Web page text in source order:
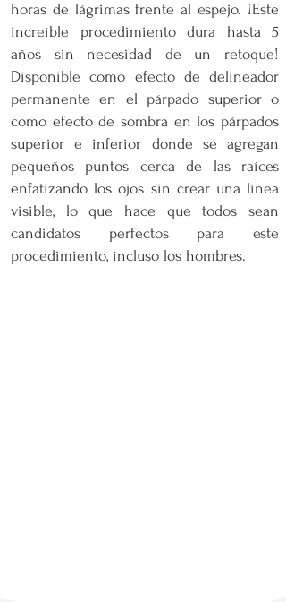
horas de lágrimas frente al espejo. ¡Este
increíble procedimiento dura hasta 5
años sin necesidad de un retoque!
Disponible como efecto de delineador
permanente en el párpado superior o
como efecto de sombra en los párpados
superior e inferior donde se agregan
pequeños puntos cerca de las raíces
enfatizando los ojos sin crear una línea
visible, lo que hace que todos sean
candidatos perfectos para este
procedimiento, incluso los hombres.